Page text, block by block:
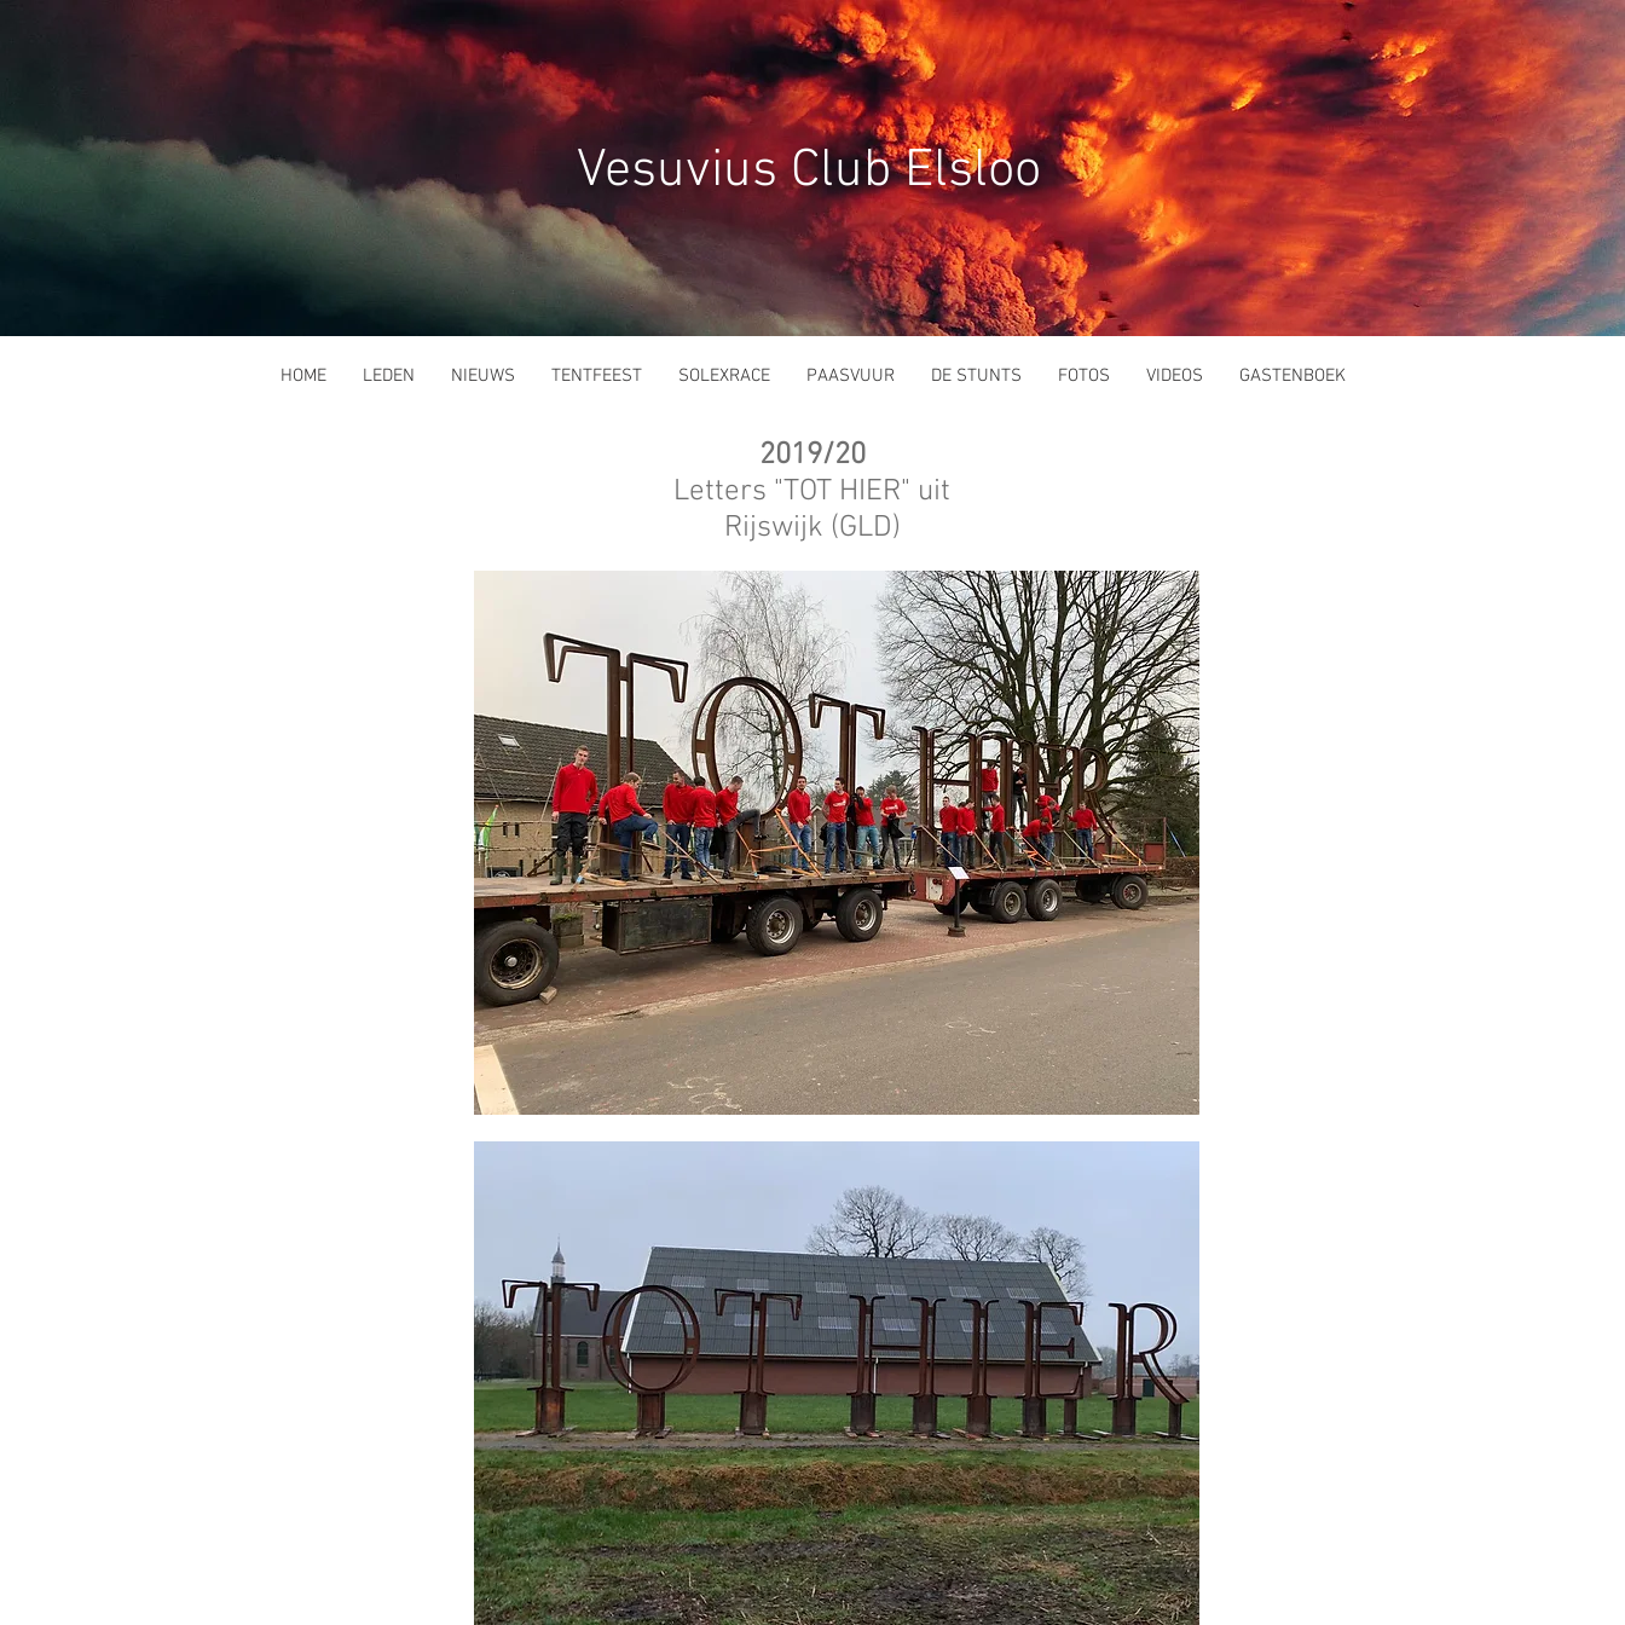
Vesuvius Club Elsloo
HOME LEDEN NIEUWS TENTFEEST SOLEXRACE PAASVUUR DE STUNTS FOTOS VIDEOS GASTENBOEK
2019/20
Letters "TOT HIER" uit
Rijswijk (GLD)